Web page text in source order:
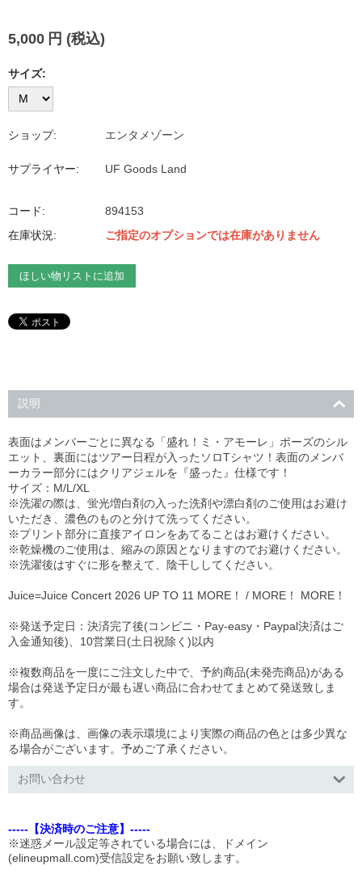
5,000 円 (税込)
サイズ:
ショップ: エンタメゾーン
サプライヤー: UF Goods Land
コード:
894153
在庫状況:
ご指定のオプションでは在庫がありません
ほしい物リストに追加
説明
表面はメンバーごとに異なる「盛れ！ミ・アモーレ」ポーズのシル
エット、裏面にはツアー日程が入ったソロTシャツ！表面のメンバ
ーカラー部分にはクリアジェルを『盛った』仕様です！
サイズ：M/L/XL
※洗濯の際は、蛍光増白剤の入った洗剤や漂白剤のご使用はお避け
いただき、濃色のものと分けて洗ってください。
※プリント部分に直接アイロンをあてることはお避けください。
※乾燥機のご使用は、縮みの原因となりますのでお避けください。
※洗濯後はすぐに形を整えて、陰干ししてください。
Juice=Juice Concert 2026 UP TO 11 MORE！ / MORE！ MORE！
※発送予定日：決済完了後(コンビニ・Pay-easy・Paypal決済はご
入金通知後)、10営業日(土日祝除く)以内
※複数商品を一度にご注文した中で、予約商品(未発売商品)がある
場合は発送予定日が最も遅い商品に合わせてまとめて発送致しま
す。
※商品画像は、画像の表示環境により実際の商品の色とは多少異な
る場合がございます。予めご了承ください。
お問い合わせ
-----【決済時のご注意】-----
※迷惑メール設定等されている場合には、ドメイン
(elineupmall.com)受信設定をお願い致します。